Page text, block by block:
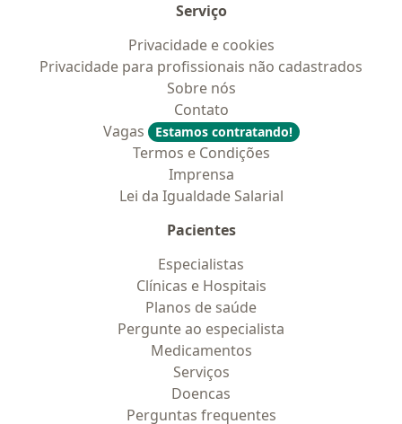
Serviço
Privacidade e cookies
Privacidade para profissionais não cadastrados
Sobre nós
Contato
Vagas
Estamos contratando!
Termos e Condições
Imprensa
Lei da Igualdade Salarial
Pacientes
Especialistas
Clínicas e Hospitais
Planos de saúde
Pergunte ao especialista
Medicamentos
Serviços
Doencas
Perguntas frequentes